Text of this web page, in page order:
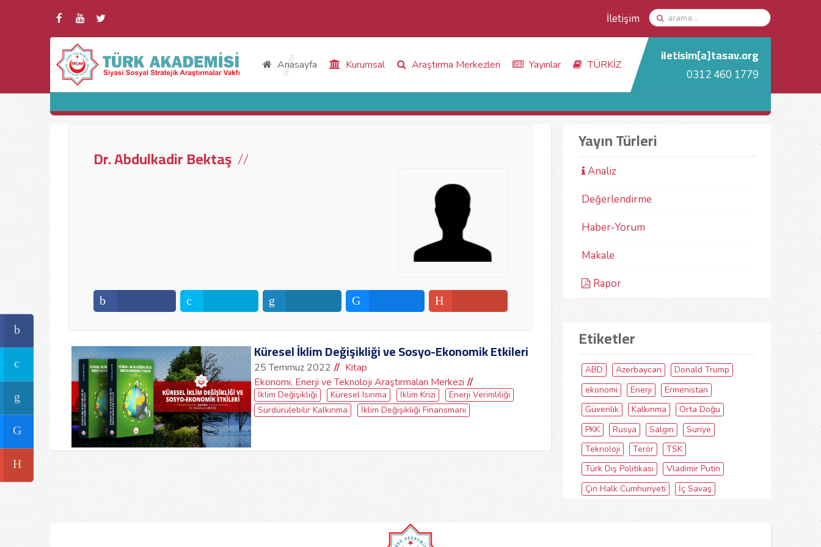
İletişim
Anasayfa Kurumsal Araştırma Merkezleri Yayınlar TÜRKİZ iletisim[a]tasav.org
0312 460 1779
Dr. Abdulkadir Bektaş
Küresel İklim Değişikliği ve Sosyo-Ekonomik Etkileri
25 Temmuz 2022
Kitap
Ekonomi, Enerji ve Teknoloji Araştırmaları Merkezi
İklim Değişikliği Küresel Isınma İklim Krizi
Enerji Verimliliği
Sürdürülebilir Kalkınma
İklim Değişikliği Finansmanı
Yayın Türleri
Analiz
Değerlendirme
Haber-Yorum
Makale
Rapor
Etiketler
ABD Azerbaycan
Donald Trump
ekonomi
Enerji
Ermenistan
Güvenlik
Kalkınma
Orta Doğu
PKK
Rusya Salgın
Suriye
Teknoloji
Terör
TSK
Türk Dış Politikası
Vladimir Putin
Çin Halk Cumhuriyeti
İç Savaş